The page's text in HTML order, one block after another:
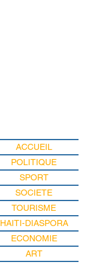
ACCUEIL
POLITIQUE
SPORT
SOCIETE
TOURISME
HAITI-DIASPORA
ECONOMIE
ART